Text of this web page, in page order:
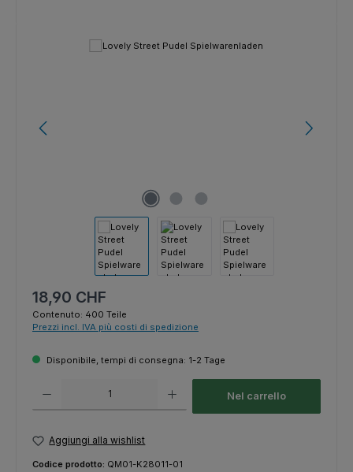
Salta la galleria di immagini
Prezzo normale:
18,90 CHF
Contenuto: 400 Teile
Prezzi incl. IVA più costi di spedizione
Disponibile, tempi di consegna: 1-2 Tage
Nel carrello
Aggiungi alla wishlist
Codice prodotto: QM01-K28011-01